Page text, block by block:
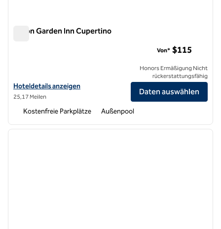
Hilton Garden Inn Cupertino
Hoteldetails für Hilton Garden Inn Cupertino anzeigen
Hoteldetails anzeigen
25,17 Meilen
Von* $115
Honors Ermäßigung Nicht
rückerstattungsfähig
Daten auswählen
Kostenfreie Parkplätze Außenpool
1 von 12